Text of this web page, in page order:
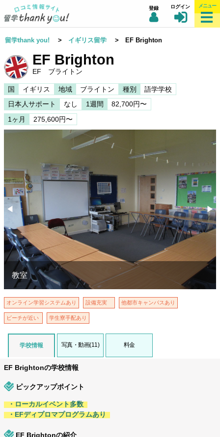
登録 ログイン メニュー
留学thank you! > イギリス留学 > EF Brighton
EF Brighton
EF ブライトン
国 イギリス 地域 ブライトン 種別
語学学校
日本人サポート
なし 1週間
82,700円〜
1ヶ月
275,600円〜
Previous
◀︎ ▶︎
教室
オンライン学習システムあり 設備充実 他都市キャンパスあり
ビーチが近い 学生寮手配あり
学校情報 写真・動画(11) 料金
EF Brightonの学校情報
ピックアップポイント
・ローカルイベント多数
・EFディプロマプログラムあり
EF Brightonの紹介